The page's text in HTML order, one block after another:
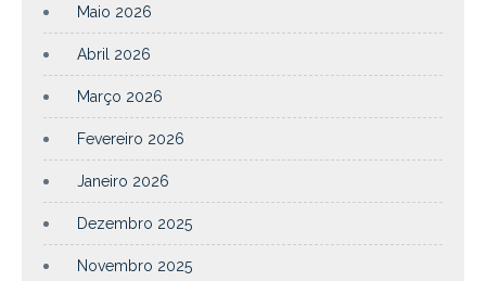
Maio 2026
Abril 2026
Março 2026
Fevereiro 2026
Janeiro 2026
Dezembro 2025
Novembro 2025